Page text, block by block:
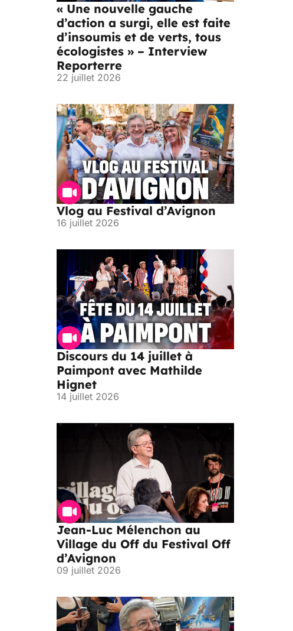
« Une nouvelle gauche
d’action a surgi, elle est faite
d’insoumis et de verts, tous
écologistes » – Interview
Reporterre
22 juillet 2026
Vlog au Festival d’Avignon
16 juillet 2026
Discours du 14 juillet à
Paimpont avec Mathilde
Hignet
14 juillet 2026
Jean-Luc Mélenchon au
Village du Off du Festival Off
d’Avignon
09 juillet 2026